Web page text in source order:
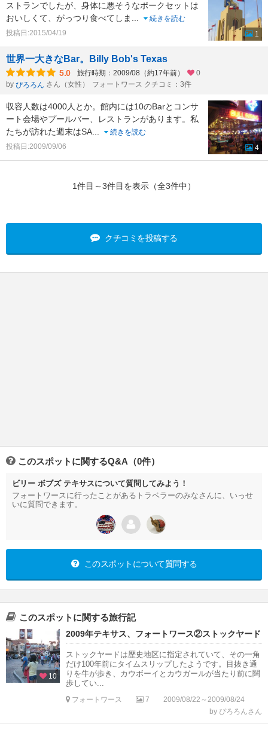
ストランでしたが、身体に悪そうなポークセットは
おいしくて、がっつり食べてしま ...
続きを読む
投稿日:2015/04/19
1
世界一大きなBar。Billy Bob's Texas
5.0 旅行時期：2009/08（約17年前）
0
by ぴろろん さん（女性） フォートワース クチコミ：3件
収容人数は4000人とか。館内には10のBarとコンサ
ート会場やプールバー、レストランがあります。私
たちが訪れた週末はSA...
続きを読む
投稿日:2009/09/06
4
1件目～3件目を表示（全3件中）
クチコミを投稿する
このスポットに関するQ&A（0件）
ビリー ボブズ テキサスについて質問してみよう！
フォートワースに行ったことがあるトラベラーのみなさんに、いっせ
いに質問できます。
このスポットについて質問する
このスポットに関する旅行記
10
2009年テキサス、フォートワース②ストックヤード
ストックヤードは歴史地区に指定されていて、その一角
だけ100年前にタイムスリップしたようです。目抜き通
りを牛が歩き、カウボーイとカウガールが当たり前に闊
歩してい...
フォートワース 7
2009/08/22～2009/08/24
by ぴろろんさん